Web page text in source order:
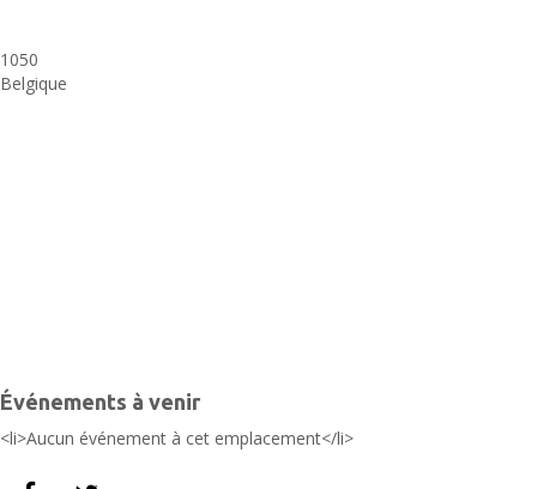
1050
Belgique
Événements à venir
<li>Aucun événement à cet emplacement</li>